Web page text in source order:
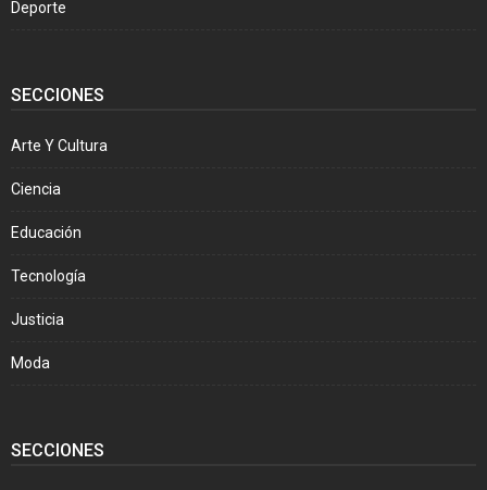
Deporte
SECCIONES
Arte Y Cultura
Ciencia
Educación
Tecnología
Justicia
Moda
SECCIONES